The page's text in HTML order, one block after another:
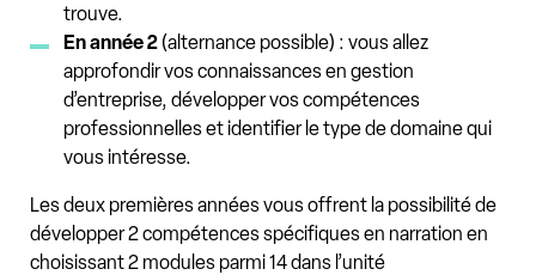
trouve.
En année 2(alternance possible) : vous allez
approfondir vos connaissances en gestion
d’entreprise, développer vos compétences
professionnelles et identifier le type de domaine qui
vous intéresse.
Les deux premières années vous offrent la possibilité de
développer 2 compétences spécifiques en narration en
choisissant 2 modules parmi 14 dans l’unité